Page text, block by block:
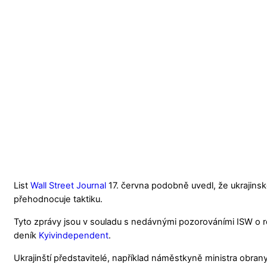
List Wall Street Journal 17. června podobně uvedl, že
přehodnocuje taktiku.
Tyto zprávy jsou v souladu s nedávnými pozorováními ISW
deník Kyivindependent.
Ukrajinští představitelé, například náměstkyně ministra